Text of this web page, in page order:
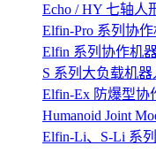
Echo / HY 七轴人
Elfin-Pro 系列协
Elfin 系列协作机
S 系列大负载机器
Elfin-Ex 防爆型协
Humanoid Joint
Elfin-Li、S-Li 系